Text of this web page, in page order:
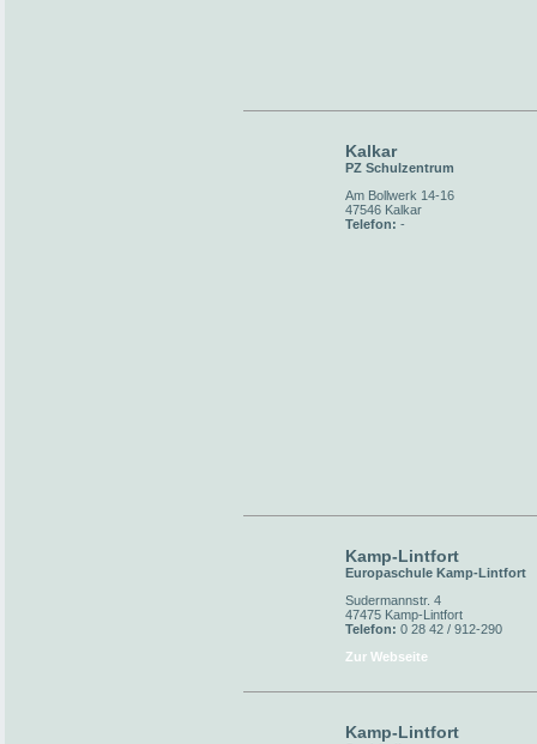
Kalkar
PZ Schulzentrum
Am Bollwerk 14-16
47546 Kalkar
Telefon: -
Kamp-Lintfort
Europaschule Kamp-Lintfort
Sudermannstr. 4
47475 Kamp-Lintfort
Telefon: 0 28 42 / 912-290
Zur Webseite
Kamp-Lintfort